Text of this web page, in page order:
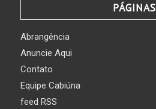
PÁGINAS
Abrangência
Anuncie Aqui
Contato
Equipe Cabiúna
feed RSS